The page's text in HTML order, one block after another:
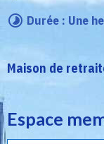
Durée : Une
Maison de
Espace